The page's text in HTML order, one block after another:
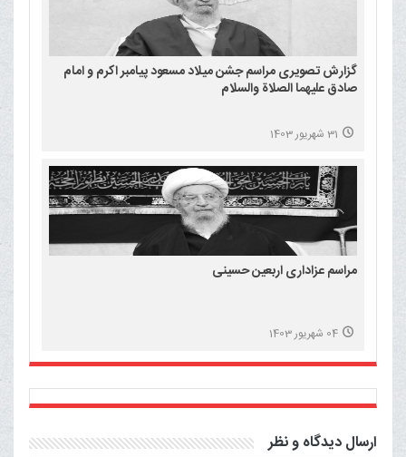
گزارش تصویری مراسم جشن میلاد مسعود پیامبر اکرم و امام
صادق علیهما الصلاة والسلام
31 شهریور 1403
مراسم عزاداری اربعین حسینی
04 شهریور 1403
ارسال دیدگاه و نظر